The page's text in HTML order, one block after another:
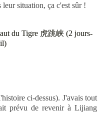
situation, ça c'est sûr !
ci-dessus). J'avais tout
prévu de revenir à Lijiang